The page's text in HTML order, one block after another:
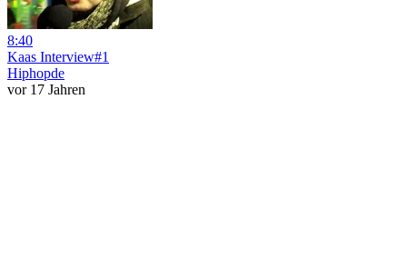
8:40
Kaas Interview#1
Hiphopde
vor 17 Jahren